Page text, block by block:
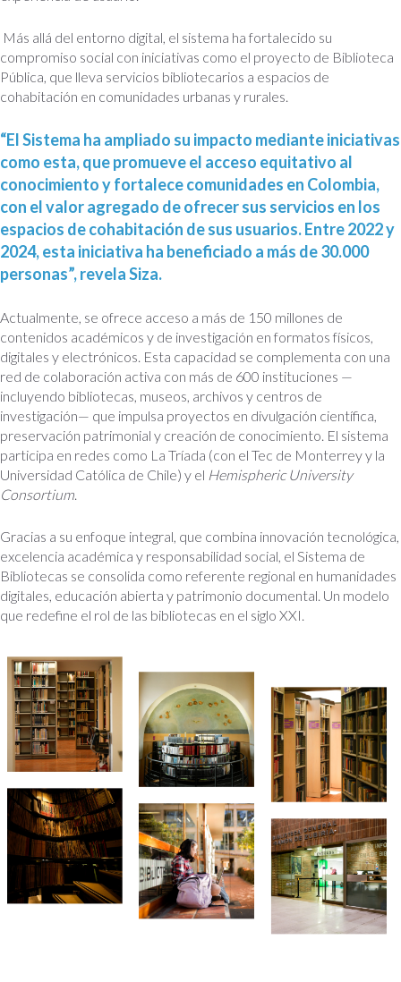
Más allá del entorno digital, el sistema ha fortalecido su
compromiso social con iniciativas como el proyecto de Biblioteca
Pública, que lleva servicios bibliotecarios a espacios de
cohabitación en comunidades urbanas y rurales.
“El Sistema ha ampliado su impacto mediante iniciativas
como esta, que promueve el acceso equitativo al
conocimiento y fortalece comunidades en Colombia,
con el valor agregado de ofrecer sus servicios en los
espacios de cohabitación de sus usuarios. Entre 2022 y
2024, esta iniciativa ha beneficiado a más de 30.000
personas”, revela Siza.
Actualmente, se ofrece acceso a más de 150 millones de
contenidos académicos y de investigación en formatos físicos,
digitales y electrónicos. Esta capacidad se complementa con una
red de colaboración activa con más de 600 instituciones —
incluyendo bibliotecas, museos, archivos y centros de
investigación— que impulsa proyectos en divulgación científica,
preservación patrimonial y creación de conocimiento. El sistema
participa en redes como La Tríada (con el Tec de Monterrey y la
Universidad Católica de Chile) y el Hemispheric University
Consortium.
Gracias a su enfoque integral, que combina innovación tecnológica,
excelencia académica y responsabilidad social, el Sistema de
Bibliotecas se consolida como referente regional en humanidades
digitales, educación abierta y patrimonio documental. Un modelo
que redefine el rol de las bibliotecas en el siglo XXI.